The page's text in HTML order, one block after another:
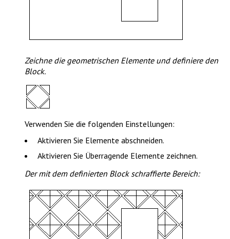
Zeichne die geometrischen Elemente und definiere den
Block.
Verwenden Sie die folgenden Einstellungen:
Aktivieren Sie Elemente abschneiden.
Aktivieren Sie Überragende Elemente zeichnen.
Der mit dem definierten Block schraffierte Bereich: